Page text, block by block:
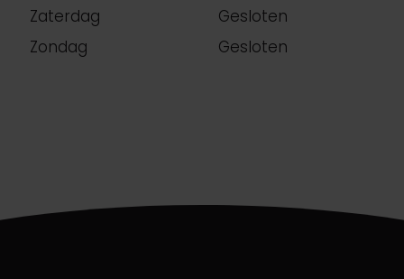
Zaterdag
Gesloten
Zondag
Gesloten